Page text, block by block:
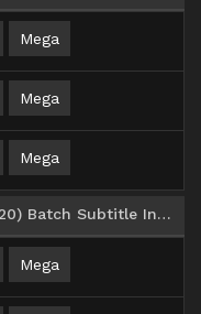
Mega
Mega
Mega
Download Digimon Adventure (2020) Batch Subtitle Indonesia Episode 51-67
Mega